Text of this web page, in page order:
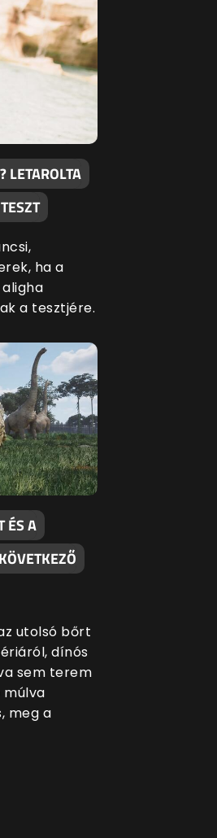
LETAROLTA
ha a
a tesztjére.
ÉS A
utolsó bőrt
dínós
sem terem
múlva
meg a